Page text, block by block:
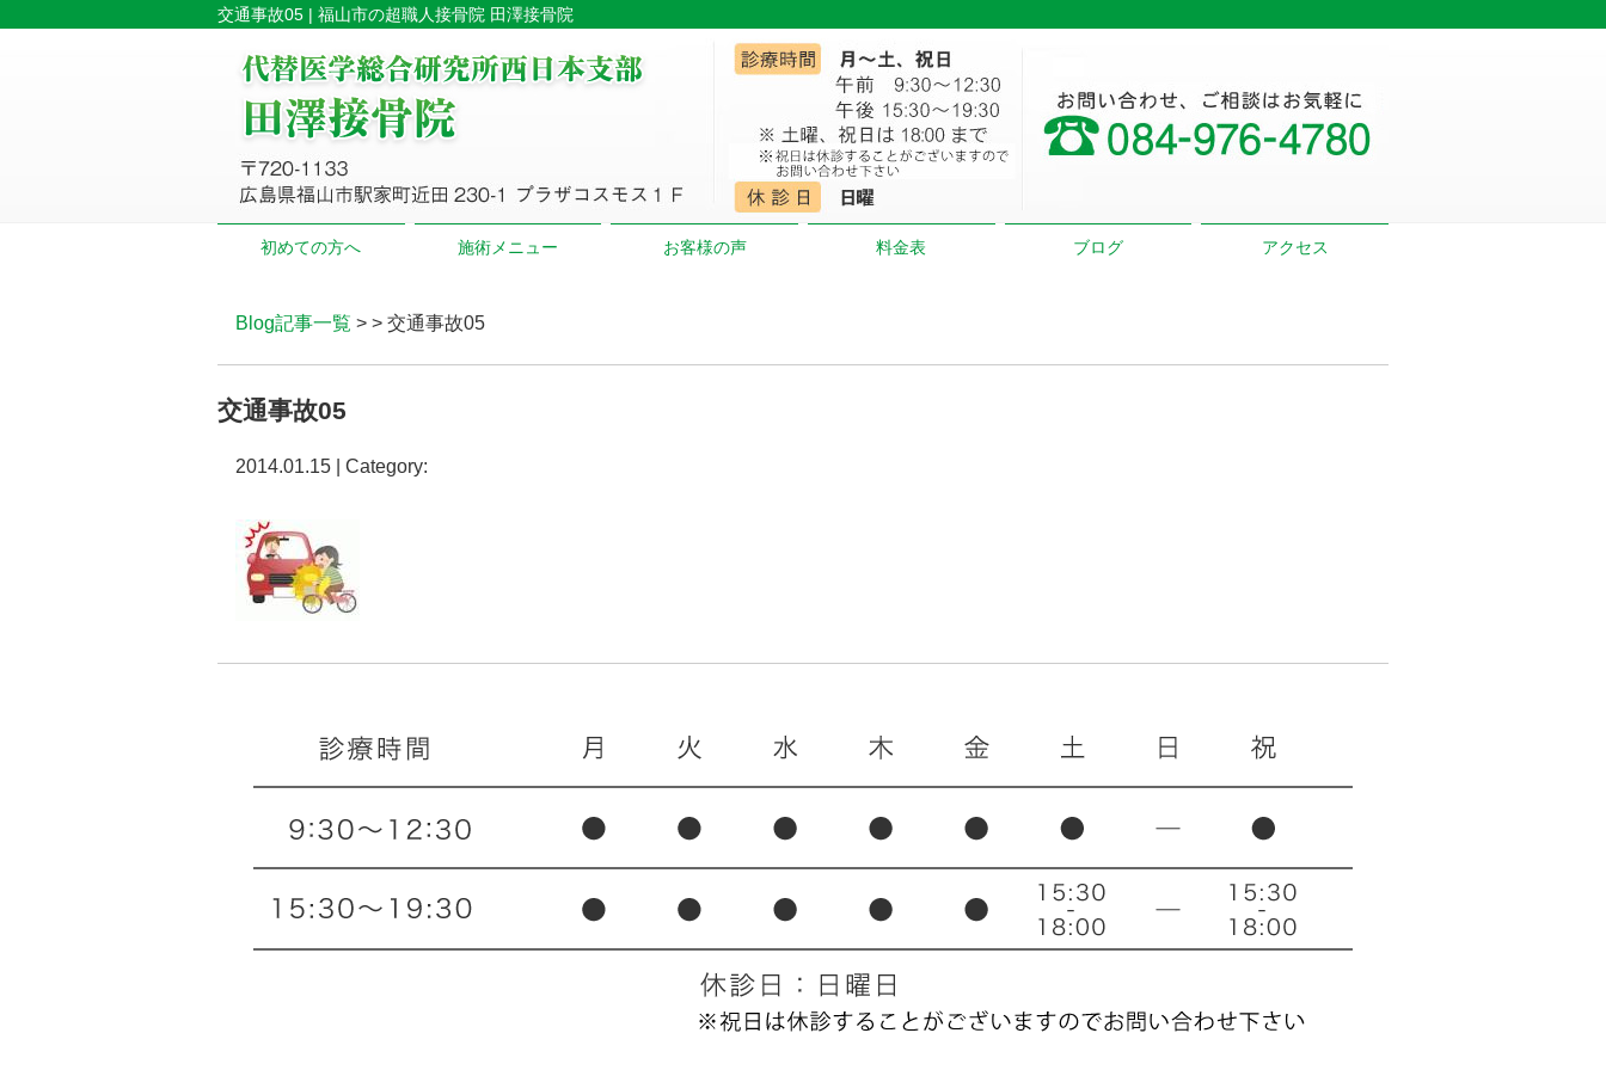
交通事故05 | 福山市の超職人接骨院 田澤接骨院
初めての方へ 施術メニュー お客様の声 料金表 ブログ アクセス
Blog記事一覧 > > 交通事故05
交通事故05
2014.01.15 | Category: